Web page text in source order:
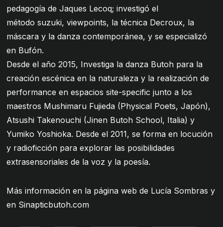
pedagogía de Jaques Lecoq; investigó el
método suzuki, viewpoints, la técnica Decroux, la
máscara y la danza contemporánea, y se especializó
en Bufón.
Desde el año 2015, Investiga la danza Butoh para la
creación escénica en la naturaleza y la realización de
performance en espacios site-specific junto a los
maestros Mushimaru Fujieda (Physical Poets, Japón),
Atsushi Takenouchi (Jinen Butoh School, Italia) y
Yumiko Yoshioka. Desde el 2011, se forma en locución
y radioficción para explorar las posibilidades
extrasensoriales de la voz y la poesía.
Más información en la página web de Lucía Sombras y
en Sinapticbutoh.com